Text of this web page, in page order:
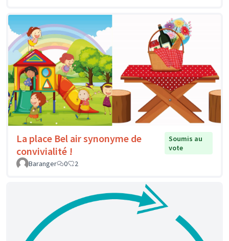
La place Bel air synonyme de
convivialité !
Soumis au
vote
Baranger
0 2